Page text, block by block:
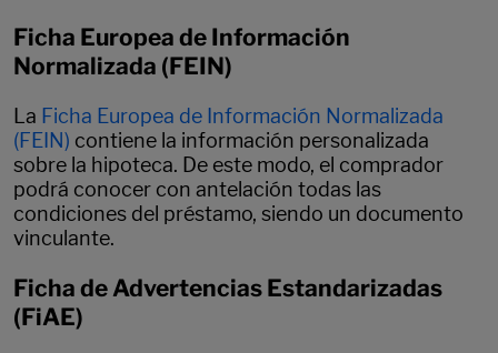
Ficha Europea de Información
Normalizada (FEIN)
La Ficha Europea de Información Normalizada
(FEIN) contiene la información personalizada
sobre la hipoteca. De este modo, el comprador
podrá conocer con antelación todas las
condiciones del préstamo, siendo un documento
vinculante.
Ficha de Advertencias Estandarizadas
(FiAE)